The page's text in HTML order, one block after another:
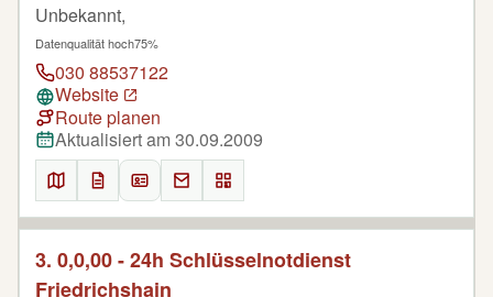
Unbekannt,
Datenqualität hoch75%
030 88537122
Website
Route planen
Aktualisiert am 30.09.2009
3. 0,0,00 - 24h Schlüsselnotdienst
Friedrichshain